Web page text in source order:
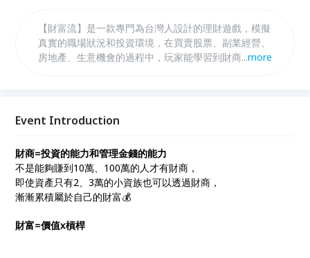
【財富流】是一款專門為台灣人設計的理財遊戲，模擬
真實的職場狀況和投資環境，在買賣股票、副業經營、
房地產、生意機會的過程中，玩家能學習到財商觀念，
看見自己原本的財富思維的盲點，覺醒你的財富觀念。
...more
Event Introduction
財商=投資的能力和管理金錢的能力
不是能夠賺到10萬、100萬的人才有財商，
即使資產只有2、3萬的小資族也可以透過財商，
漸漸累積屬於自己的財富💰
財富=價值x槓桿